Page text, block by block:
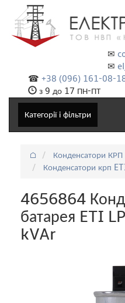
✉
✉
☎ +38 (096) 161-08-
з 9 до 17 ПН-ПТ
Категорії і фільтри
⌂ Конденсатори КРП
Конденсатори крп
4656864
батарея ETI
kVAr